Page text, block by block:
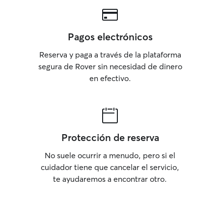
Pagos electrónicos
Reserva y paga a través de la plataforma
segura de Rover sin necesidad de dinero
en efectivo.
Protección de reserva
No suele ocurrir a menudo, pero si el
cuidador tiene que cancelar el servicio,
te ayudaremos a encontrar otro.